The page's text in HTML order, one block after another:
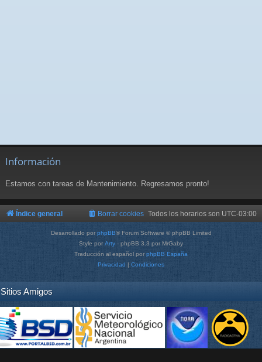
Información
Estamos con tareas de Mantenimiento. Regresamos pronto!
Índice general Todos los horarios son UTC-03:00
Borrar cookies
Desarrollado por phpBB® Forum Software © phpBB Limited
Style por Arty - phpBB 3.3 por MrGaby
Traducción al español por phpBB España
Privacidad | Condiciones
Sitios Amigos